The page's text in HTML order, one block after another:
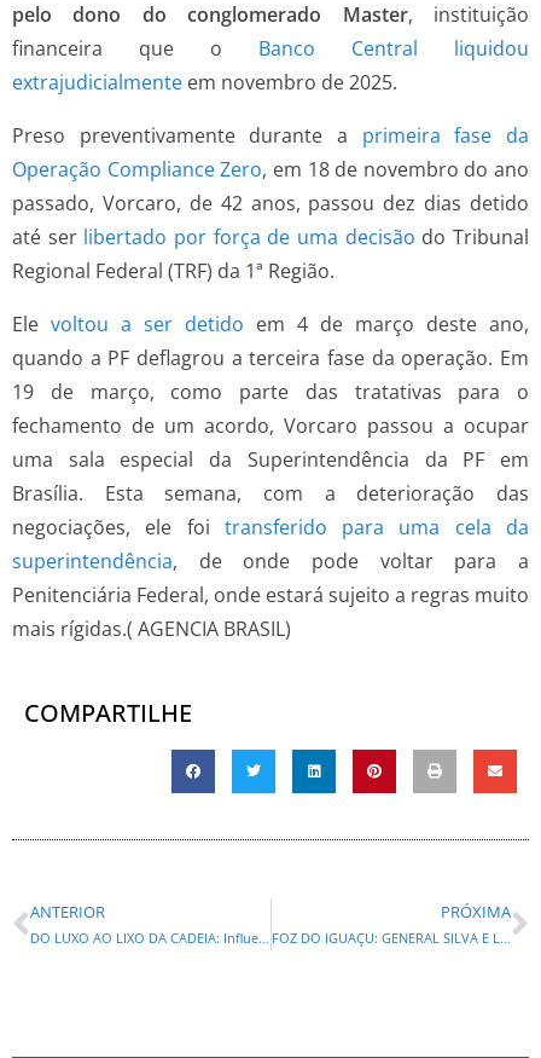
pelo dono do conglomerado Master, instituição
financeira que o Banco Central liquidou
extrajudicialmente em novembro de 2025.
Preso preventivamente durante a primeira fase da
Operação Compliance Zero, em 18 de novembro do ano
passado, Vorcaro, de 42 anos, passou dez dias detido
até ser libertado por força de uma decisão do Tribunal
Regional Federal (TRF) da 1ª Região.
Ele voltou a ser detido em 4 de março deste ano,
quando a PF deflagrou a terceira fase da operação. Em
19 de março, como parte das tratativas para o
fechamento de um acordo, Vorcaro passou a ocupar
uma sala especial da Superintendência da PF em
Brasília. Esta semana, com a deterioração das
negociações, ele foi transferido para uma cela da
superintendência, de onde pode voltar para a
Penitenciária Federal, onde estará sujeito a regras muito
mais rígidas.( AGENCIA BRASIL)
COMPARTILHE
ANTERIOR
DO LUXO AO LIXO DA CADEIA: Influenciadora Deolane Bezerra é presa em ação da Polícia Civil de SP
PRÓXIMA
FOZ DO IGUAÇU: GENERAL SILVA E LUNA VAI SEGUIR COM APOIO A SERGIO MORO